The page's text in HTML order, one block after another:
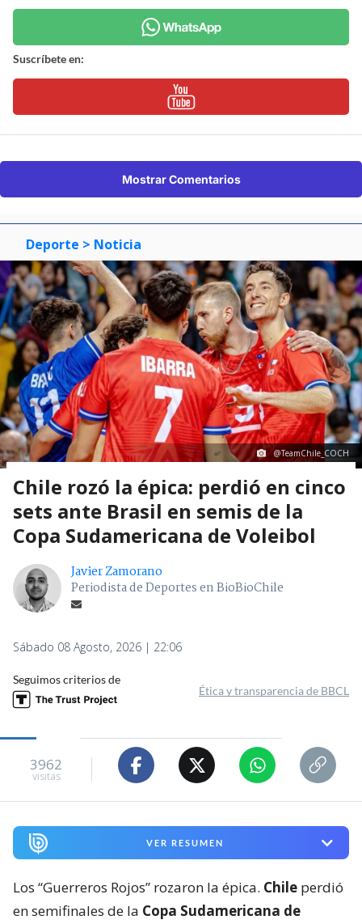
Suscríbete en:
Mostrar Comentarios
Deporte > Noticia
@TeamChile_COCH
Chile rozó la épica: perdió en cinco
sets ante Brasil en semis de la
Copa Sudamericana de Voleibol
Javier Zamorano
Periodista de Deportes en BioBioChile
Sábado 08 Agosto, 2026 | 22:06
Seguimos criterios de
Ética y transparencia de BBCL
3962
visitas
VER RESUMEN
Los “Guerreros Rojos” rozaron la épica. Chile perdió
en semifinales de la Copa Sudamericana de